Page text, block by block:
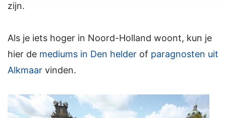
zijn.
Als je iets hoger in Noord-Holland woont, kun je
hier de mediums in Den helder of paragnosten uit
Alkmaar vinden.